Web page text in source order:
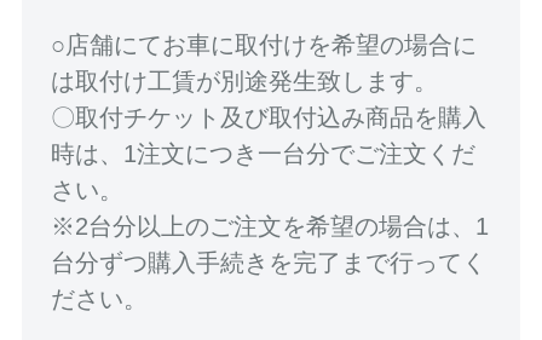
○店舗にてお車に取付けを希望の場合に
は取付け工賃が別途発生致します。
〇取付チケット及び取付込み商品を購入
時は、1注文につき一台分でご注文くだ
さい。
※2台分以上のご注文を希望の場合は、1
台分ずつ購入手続きを完了まで行ってく
ださい。